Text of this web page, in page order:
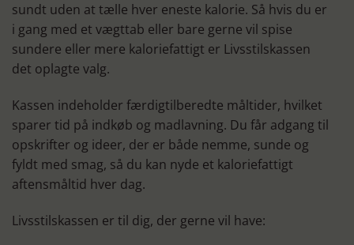
sundt uden at tælle hver eneste kalorie. Så hvis du er
i gang med et vægttab eller bare gerne vil spise
sundere eller mere kaloriefattigt er Livsstilskassen
det oplagte valg.
Kassen indeholder færdigtilberedte måltider, hvilket
sparer tid på indkøb og madlavning. Du får adgang til
opskrifter og ideer, der er både nemme, sunde og
fyldt med smag, så du kan nyde et kaloriefattigt
aftensmåltid hver dag.
Livsstilskassen er til dig, der gerne vil have: